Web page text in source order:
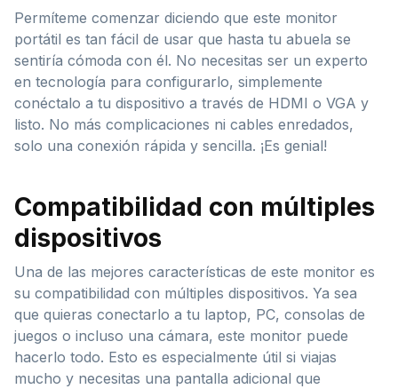
Permíteme comenzar diciendo que este monitor
portátil es tan fácil de usar que hasta tu abuela se
sentiría cómoda con él. No necesitas ser un experto
en tecnología para configurarlo, simplemente
conéctalo a tu dispositivo a través de HDMI o VGA y
listo. No más complicaciones ni cables enredados,
solo una conexión rápida y sencilla. ¡Es genial!
Compatibilidad con múltiples
dispositivos
Una de las mejores características de este monitor es
su compatibilidad con múltiples dispositivos. Ya sea
que quieras conectarlo a tu laptop, PC, consolas de
juegos o incluso una cámara, este monitor puede
hacerlo todo. Esto es especialmente útil si viajas
mucho y necesitas una pantalla adicional que